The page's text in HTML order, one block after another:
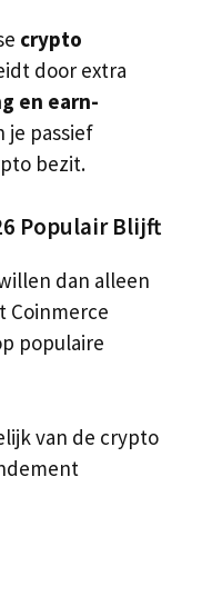
crypto
door extra
en earn-
je passief
bezit.
Populair Blijft
dan alleen
Coinmerce
populaire
van de crypto